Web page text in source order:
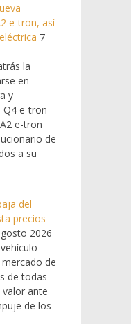
e-tron, así
7
la
en
y
Q4 e-tron
e-tron
de
a su
del
precios
2026
de
de todas
valor ante
de los